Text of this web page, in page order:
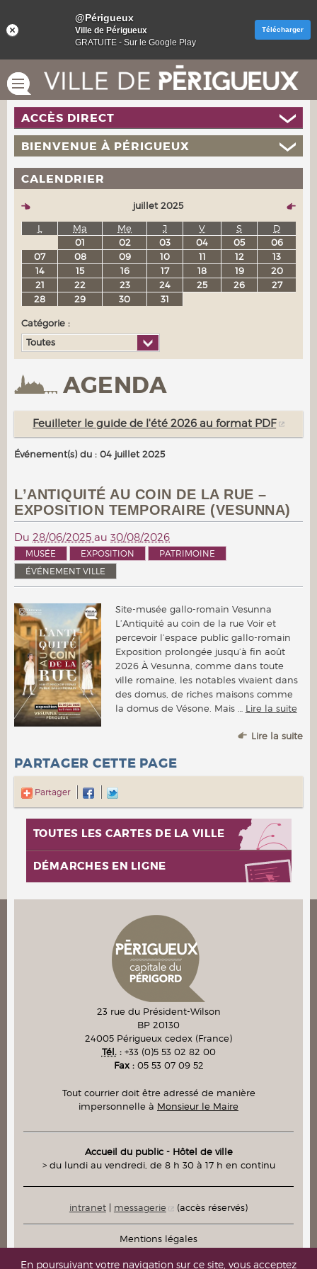
AGENDA
Feuilleter le guide de l'été 2026 au format PDF
Événement(s) du : 04 juillet 2025
L’ANTIQUITÉ AU COIN DE LA RUE –
EXPOSITION TEMPORAIRE (VESUNNA)
Du 28/06/2025 au 30/08/2026
MUSÉE EXPOSITION
PATRIMOINE
ÉVÉNEMENT VILLE
Site-musée gallo-romain Vesunna
L’Antiquité au coin de la rue Voir et
percevoir l’espace public gallo-romain
Exposition prolongée jusqu’à fin août
2026 À Vesunna, comme dans toute
ville romaine, les notables vivaient dans
des domus, de riches maisons comme
la domus de Vésone. Mais … Lire la suite
Lire la suite
PARTAGER CETTE PAGE
Partager
ACCÈS DIRECT
BIENVENUE À PÉRIGUEUX
CALENDRIER
juillet 2025
L
Ma Me J V S
D
01
02 03 04 05
06
07
08 09 10 11 12
13
14
15 16 17 18 19
20
21
22 23 24 25 26
27
28
29 30 31
Catégorie :
Toutes
TOUTES LES CARTES DE LA VILLE
DÉMARCHES EN LIGNE
23 rue du Président-Wilson
BP 20130
24005 Périgueux cedex (France)
Tél. : +33 (0)5 53 02 82 00
Fax : 05 53 07 09 52
Tout courrier doit être adressé de manière
impersonnelle à Monsieur le Maire
Accueil du public - Hôtel de ville
> du lundi au vendredi, de 8 h 30 à 17 h en continu
intranet| messagerie (accès réservés)
Mentions légales
Plan du site
En poursuivant votre navigation sur ce site, vous acceptez
@Périgueux
Ville de Périgueux
GRATUITE - Sur le Google Play
Télécharger